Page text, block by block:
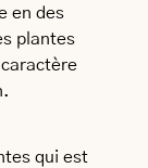
en des
plantes
qui est